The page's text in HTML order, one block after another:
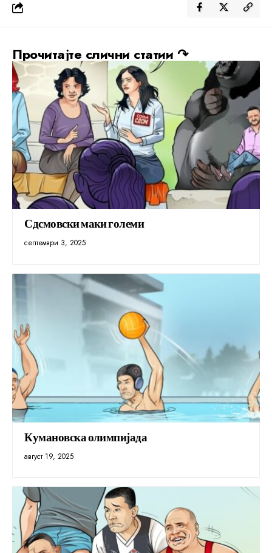
Прочитајте слични статии ↷
Сдсмовски маки големи
септември 3, 2025
Кумановска олимпијада
август 19, 2025